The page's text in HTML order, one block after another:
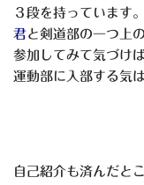
３段を持っています
君と剣道部の一つ上
参加してみて気づけ
運動部に入部する気
自己紹介も済んだと